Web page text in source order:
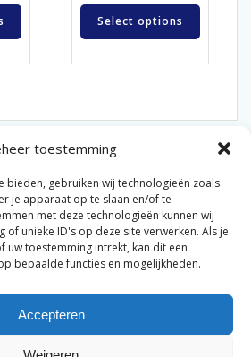
toestemming
bieden, gebruiken wij technologieën zoals
je apparaat op te slaan en/of te
met deze technologieën kunnen wij
of unieke ID's op deze site verwerken. Als je
uw toestemming intrekt, kan dit een
bepaalde functies en mogelijkheden.
Accepteren
Select options
Bel Las en Radiateurenbedrijf.
|Cookiebeleid|Retourbeleid|
voor consumenten
Disclaimer